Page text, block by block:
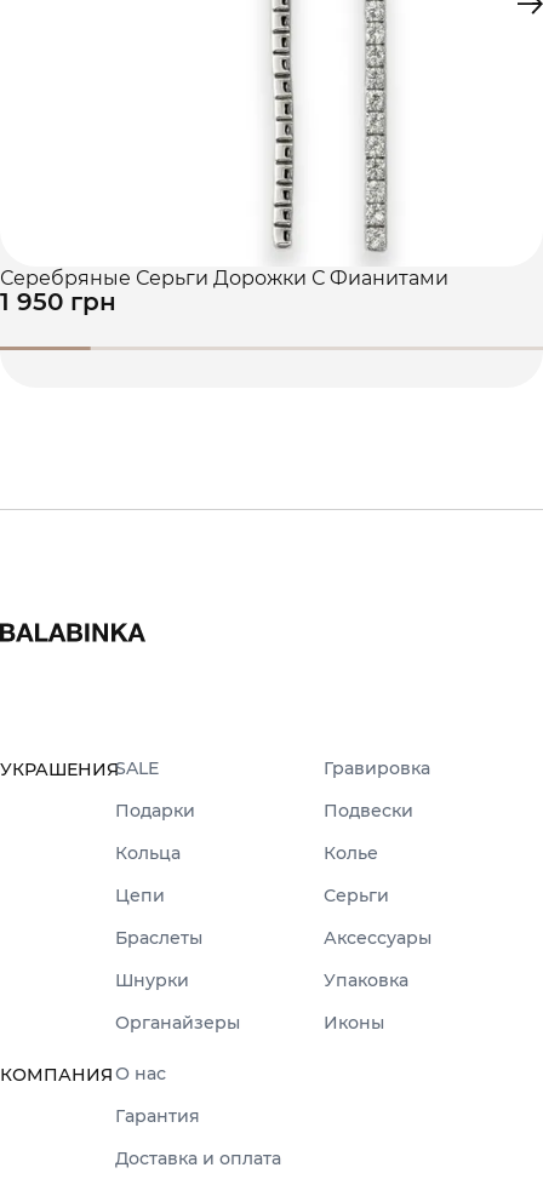
Серебряные Серьги Дорожки С Фианитами
1 950 грн
УКРАШЕНИЯSALE
Гравировка
Подарки
Подвески
Кольца
Колье
Цепи
Серьги
Браслеты
Аксессуары
Шнурки
Упаковка
Органайзеры
Иконы
КОМПАНИЯО нас
Гарантия
Доставка и оплата